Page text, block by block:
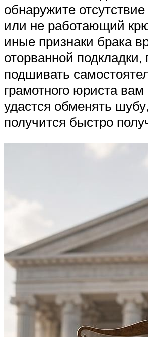
обнаружите
или не работающий
иные признаки брака
оторванной подкладки,
подшивать
грамотного юриста
удастся обменять
получится быстро